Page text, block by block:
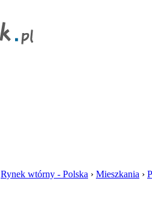
Rynek wtórny - Polska › Mieszkania ›